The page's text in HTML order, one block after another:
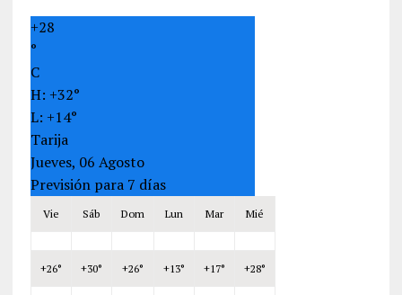
+28
°
C
H: +32°
L: +14°
Tarija
Jueves, 06 Agosto
Previsión para 7 días
Vie Sáb Dom Lun Mar Mié
+26° +30° +26° +13° +17° +28°